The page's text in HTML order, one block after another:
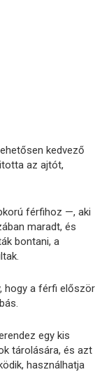
kedvező
az ajtót,
férfihoz —, aki
maradt, és
bontani, a
hogy a férfi először
egy kis
tárolására, és azt
használhatja